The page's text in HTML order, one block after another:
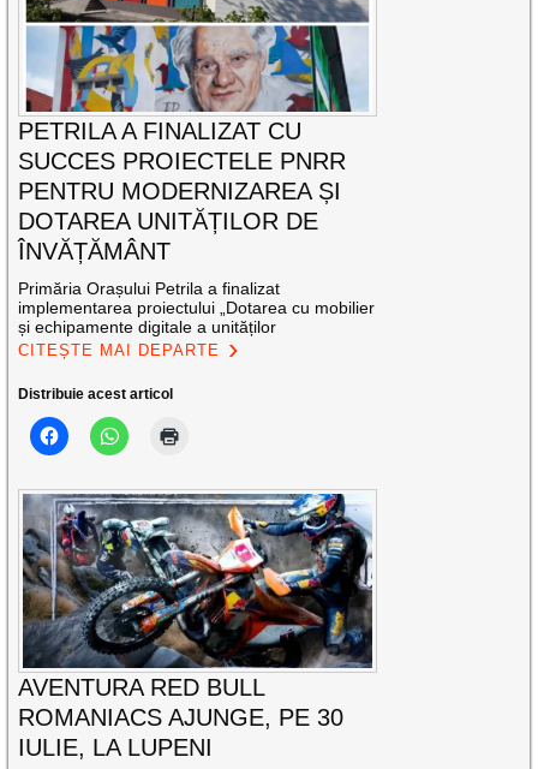
PETRILA A FINALIZAT CU
SUCCES PROIECTELE PNRR
PENTRU MODERNIZAREA ȘI
DOTAREA UNITĂȚILOR DE
ÎNVĂȚĂMÂNT
Primăria Orașului Petrila a finalizat
implementarea proiectului „Dotarea cu mobilier
și echipamente digitale a unităților
CITEȘTE MAI DEPARTE
Distribuie acest articol
AVENTURA RED BULL
ROMANIACS AJUNGE, PE 30
IULIE, LA LUPENI